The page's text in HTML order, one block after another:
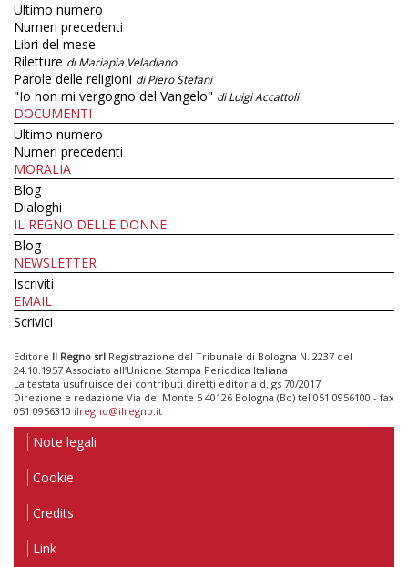
Ultimo numero
Numeri precedenti
Libri del mese
Riletture di Mariapia Veladiano
Parole delle religioni di Piero Stefani
"Io non mi vergogno del Vangelo" di Luigi Accattoli
DOCUMENTI
Ultimo numero
Numeri precedenti
MORALIA
Blog
Dialoghi
IL REGNO DELLE DONNE
Blog
NEWSLETTER
Iscriviti
EMAIL
Scrivici
Editore Il Regno srl Registrazione del Tribunale di Bologna N. 2237 del
24.10.1957 Associato all’Unione Stampa Periodica Italiana
La testata usufruisce dei contributi diretti editoria d.lgs 70/2017
Direzione e redazione Via del Monte 5 40126 Bologna (Bo) tel 051 0956100 - fax
051 0956310 ilregno@ilregno.it
Note legali
Cookie
Credits
Link